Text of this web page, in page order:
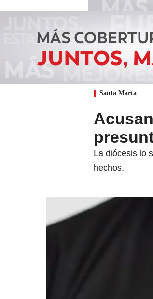
Santa Marta
La diócesis lo
hechos.